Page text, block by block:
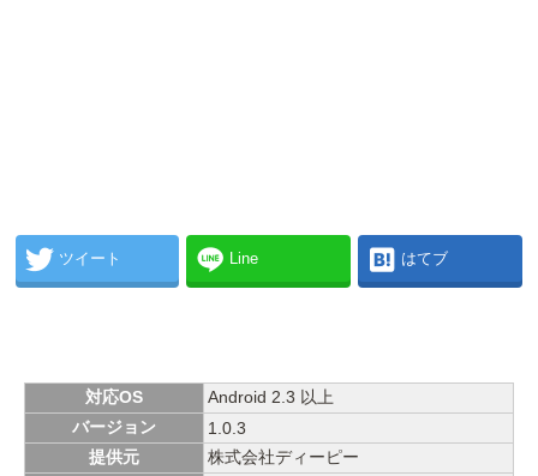
ツイート Line はてブ
対応OS
Android 2.3 以上
バージョン
1.0.3
提供元
株式会社ディーピー